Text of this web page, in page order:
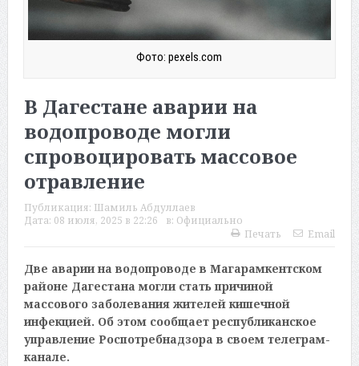
Фото: pexels.com
В Дагестане аварии на
водопроводе могли
спровоцировать массовое
отравление
Публикация: Шамиль Абдуллаев
Дата: 08 июля, 2025 в 22:26 в: Официально
Печать
Email
Две аварии на водопроводе в Магарамкентском
районе Дагестана могли стать причиной
массового заболевания жителей кишечной
инфекцией. Об этом сообщает республиканское
управление Роспотребнадзора в своем телеграм-
канале.